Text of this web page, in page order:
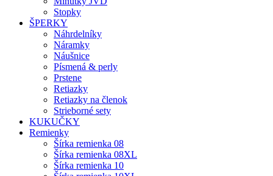
Stopky
ŠPERKY
Náhrdelníky
Náramky
Náušnice
Písmená & perly
Prstene
Retiazky
Retiazky na členok
Strieborné sety
KUKUČKY
Remienky
Šírka remienka 08
Šírka remienka 08XL
Šírka remienka 10